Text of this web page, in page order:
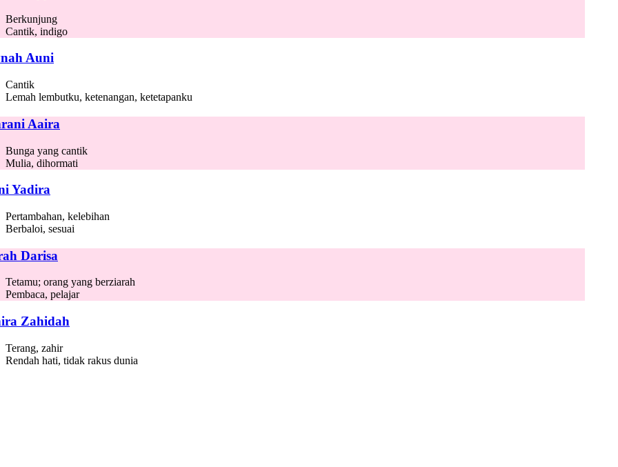
Berkunjung
Cantik, indigo
Auni
Cantik
Lemah lembutku, ketenangan, ketetapanku
Aaira
Bunga yang cantik
Mulia, dihormati
Yadira
Pertambahan, kelebihan
Berbaloi, sesuai
Darisa
Tetamu; orang yang berziarah
Pembaca, pelajar
Zahidah
Terang, zahir
Rendah hati, tidak rakus dunia